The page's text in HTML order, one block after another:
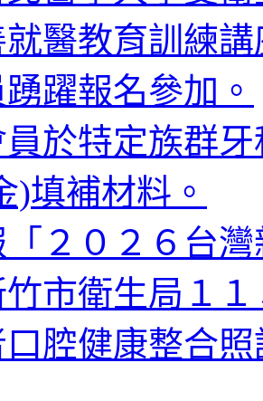
醫教育訓練
躍報名參加。
員於特定族群
)填補材料。
２０２６台
市衛生局１
口腔健康整合